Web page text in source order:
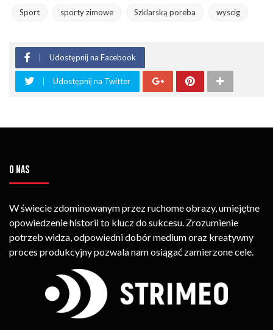
Sport sporty zimowe Szklarską poreba wyscig
Udostępnij na Facebook
Udostępnij na Twitter
O NAS
W świecie zdominowanym przez ruchome obrazy, umiejętne
opowiedzenie historii to klucz do sukcesu. Zrozumienie
potrzeb widza, odpowiedni dobór medium oraz kreatywny
proces produkcyjny pozwala nam osiągać zamierzone cele.